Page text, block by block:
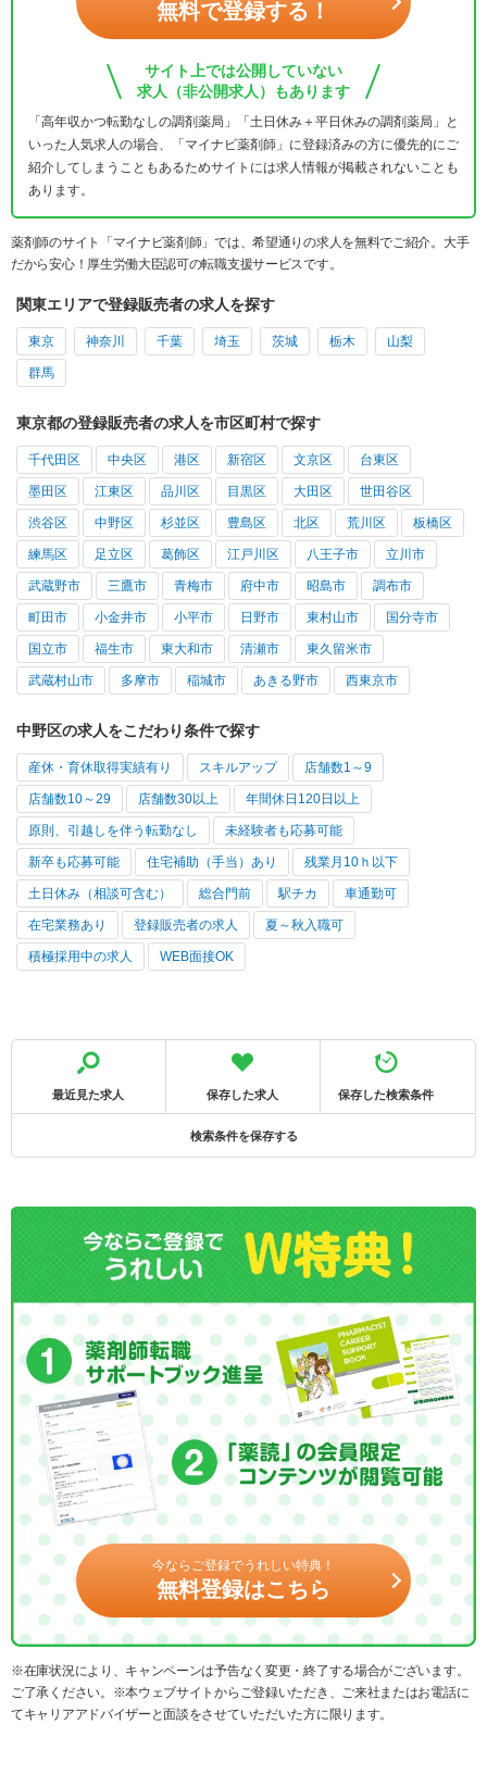
無料で登録する！
サイト上では公開していない
求人（非公開求人）もあります
「高年収かつ転勤なしの調剤薬局」「土日休み＋平日休みの調剤薬局」と
いった人気求人の場合、「マイナビ薬剤師」に登録済みの方に優先的にご
紹介してしまうこともあるためサイトには求人情報が掲載されないことも
あります。
薬剤師のサイト「マイナビ薬剤師」では、希望通りの求人を無料でご紹介。大手
だから安心！厚生労働大臣認可の転職支援サービスです。
関東エリアで登録販売者の求人を探す
東京 神奈川 千葉 埼玉 茨城 栃木 山梨
群馬
東京都の登録販売者の求人を市区町村で探す
千代田区 中央区 港区 新宿区 文京区 台東区
墨田区 江東区 品川区 目黒区 大田区 世田谷区
渋谷区 中野区 杉並区 豊島区 北区 荒川区 板橋区
練馬区 足立区 葛飾区 江戸川区 八王子市 立川市
武蔵野市 三鷹市 青梅市 府中市 昭島市 調布市
町田市 小金井市 小平市 日野市 東村山市 国分寺市
国立市 福生市 東大和市 清瀬市 東久留米市
武蔵村山市 多摩市 稲城市 あきる野市 西東京市
中野区の求人をこだわり条件で探す
産休・育休取得実績有り スキルアップ 店舗数1～9
店舗数10～29 店舗数30以上 年間休日120日以上
原則、引越しを伴う転勤なし 未経験者も応募可能
新卒も応募可能 住宅補助（手当）あり 残業月10ｈ以下
土日休み（相談可含む） 総合門前 駅チカ 車通勤可
在宅業務あり 登録販売者の求人 夏～秋入職可
積極採用中の求人 WEB面接OK
最近見た求人 保存した求人 保存した検索条件
検索条件を保存する
今ならご登録でうれしい特典！
無料登録はこちら
※在庫状況により、キャンペーンは予告なく変更・終了する場合がございます。
ご了承ください。※本ウェブサイトからご登録いただき、ご来社またはお電話に
てキャリアアドバイザーと面談をさせていただいた方に限ります。